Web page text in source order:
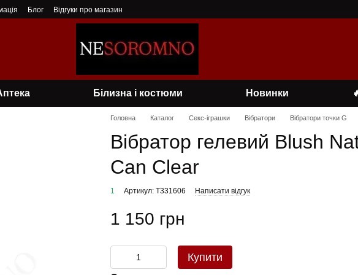
Блог Відгуки про магазин
Білизна і костюми Новинки
Головна Каталог Секс-іграшки Вібратори Вібратори точки G
Вібратор гелевий Blush
Can Clear
1 Артикул: T331606 Написати відгук
1 150 грн
Купити